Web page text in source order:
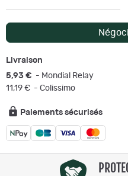
Livraison
5,93 € - Mondial Relay
11,19 € - Colissimo
Paiements sécurisés